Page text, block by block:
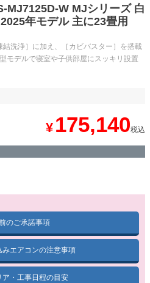
MJ7125D-W MJシリーズ 白
年モデル 主に23畳用
洗浄］に加え、［カビバスター］を搭載
モデルで寝室や子供部屋にスッキリ設置
¥ 175,140税込
のご承諾事項
みエアコンの注意事項
ア・工事日程の目安